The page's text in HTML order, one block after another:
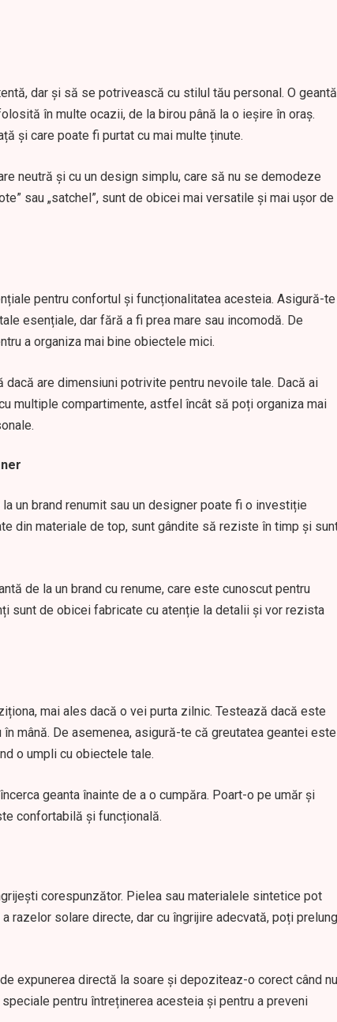
dar și să se potrivească cu stilul tău personal. O geantă
în multe ocazii, de la birou până la o ieșire în oraș.
și care poate fi purtat cu mai multe ținute.
neutră și cu un design simplu, care să nu se demodeze
sau „satchel”, sunt de obicei mai versatile și mai ușor de
pentru confortul și funcționalitatea acesteia. Asigură-te
esențiale, dar fără a fi prea mare sau incomodă. De
a organiza mai bine obiectele mici.
dacă are dimensiuni potrivite pentru nevoile tale. Dacă ai
multiple compartimente, astfel încât să poți organiza mai
un brand renumit sau un designer poate fi o investiție
din materiale de top, sunt gândite să reziste în timp și
de la un brand cu renume, care este cunoscut pentru
sunt de obicei fabricate cu atenție la detalii și vor rezista
mai ales dacă o vei purta zilnic. Testează dacă este
mână. De asemenea, asigură-te că greutatea geantei este
o umpli cu obiectele tale.
geanta înainte de a o cumpăra. Poart-o pe umăr și
confortabilă și funcțională.
corespunzător. Pielea sau materialele sintetice pot
razelor solare directe, dar cu îngrijire adecvată, poți
expunerea directă la soare și depoziteaz-o corect când nu
pentru întreținerea acesteia și pentru a preveni